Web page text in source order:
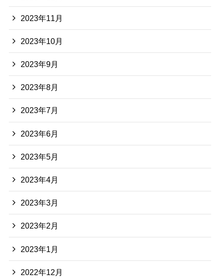
2023年11月
2023年10月
2023年9月
2023年8月
2023年7月
2023年6月
2023年5月
2023年4月
2023年3月
2023年2月
2023年1月
2022年12月